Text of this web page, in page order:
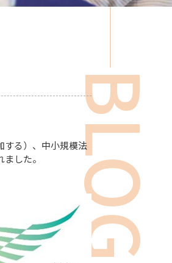
BLOG
する）、中小規模法
した。